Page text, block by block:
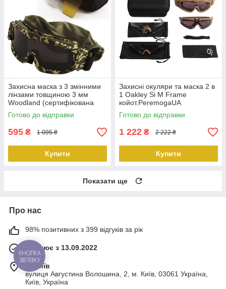
Захисна маска з 3 змінними
лінзами товщиною 3 мм
Woodland (сертифікована
ANSI Z87.1) PeremogaUA
Готово до відправки
595 ₴ 1 095 ₴
Купити
Захисні окуляри та маска 2 в
1 Oakley Si M Frame
койот.PeremogaUA
Готово до відправки
1 222 ₴ 2 222 ₴
Купити
Показати ще
Про нас
98% позитивних з 399 відгуків за рік
Працює з 13.09.2022
м. Київ
вулиця Августина Волошина, 2, м. Київ, 03061 Україна,
Київ, Україна
КНОПКА
ЗВ'ЯЗКУ